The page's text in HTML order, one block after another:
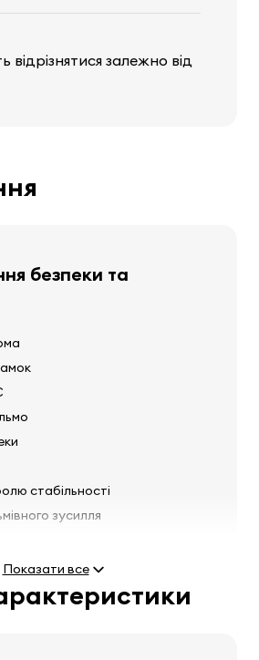
відрізнятися залежно від
безпеки та
стабільності
зусилля
з попереднім натягувачем
Показати все